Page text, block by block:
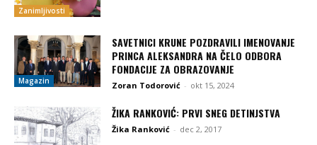
Zanimljivosti
Magazin
SAVETNICI KRUNE POZDRAVILI IMENOVANJE
PRINCA ALEKSANDRA NA ČELO ODBORA
FONDACIJE ZA OBRAZOVANJE
Zoran Todorović - okt 15, 2024
ŽIKA RANKOVIĆ: PRVI SNEG DETINJSTVA
Žika Ranković - dec 2, 2017